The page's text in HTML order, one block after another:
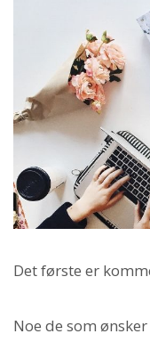
Det første er
Noe de som